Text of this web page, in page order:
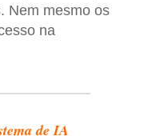
Nem mesmo os
na
de IA